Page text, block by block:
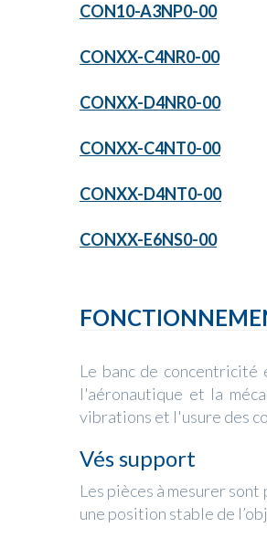
CON10-A3NP0-00
CONXX-C4NR0-00
CONXX-D4NR0-00
CONXX-C4NT0-00
CONXX-D4NT0-00
CONXX-E6NS0-00
Le banc de concentricité
l'aéronautique et la
vibrations et l'usure des
Vés support
Les pièces à mesurer
une position stable de